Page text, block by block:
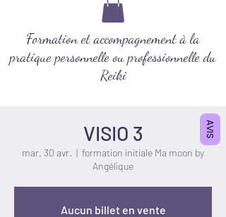
Formation et accompagnement à la
pratique personnelle ou professionnelle du
Reiki
VISIO 3
mar. 30 avr.
  |
formation initiale Ma moon by
Angélique
Aucun billet en vente
AVIS